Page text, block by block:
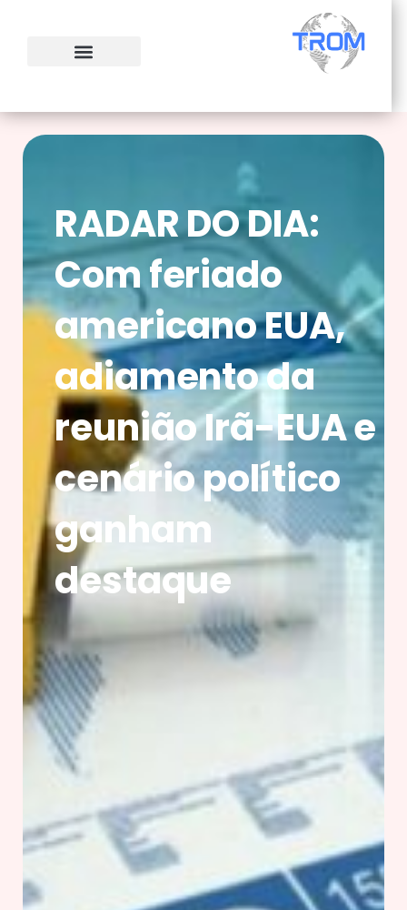
RADAR DO DIA:
Com feriado
americano EUA,
adiamento da
reunião Irã-EUA e
cenário político
ganham
destaque